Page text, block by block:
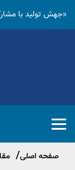
«جهش تولید با
صفحه اصلی